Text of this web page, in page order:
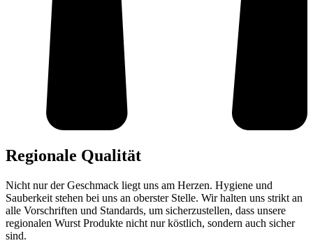
Regionale Qualität
Nicht nur der Geschmack liegt uns am Herzen. Hygiene und
Sauberkeit stehen bei uns an oberster Stelle. Wir halten uns strikt an
alle Vorschriften und Standards, um sicherzustellen, dass unsere
regionalen Wurst Produkte nicht nur köstlich, sondern auch sicher
sind.